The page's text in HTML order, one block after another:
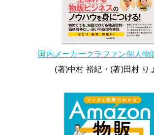
国内メーカークラファン個人物
(著)中村 裕紀・(著)田村 り